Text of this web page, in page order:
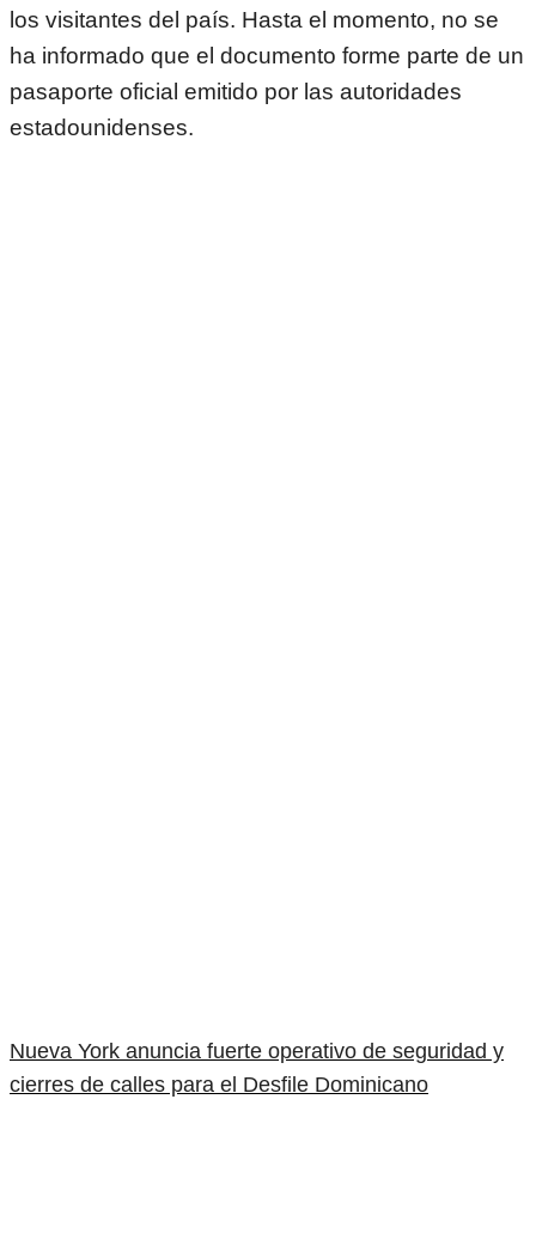
los visitantes del país. Hasta el momento, no se
ha informado que el documento forme parte de un
pasaporte oficial emitido por las autoridades
estadounidenses.
Nueva York anuncia fuerte operativo de seguridad y
cierres de calles para el Desfile Dominicano